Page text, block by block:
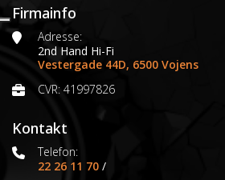
Firmainfo
Adresse:
2nd Hand Hi-Fi
Vestergade 44D, 6500 Vojens
CVR: 41997826
Kontakt
Telefon:
22 26 11 70 /